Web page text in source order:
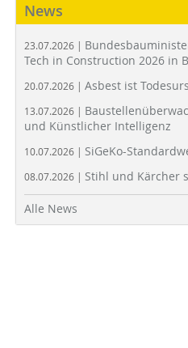
News
23.07.2026 |
Tech in Construction 2026 in
20.07.2026 | Asbest ist
13.07.2026 |
und Künstlicher Intelligenz
10.07.2026 | SiGeKo-
08.07.2026 | Stihl und Kärcher
Alle News